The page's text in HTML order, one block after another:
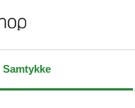
Samtykke